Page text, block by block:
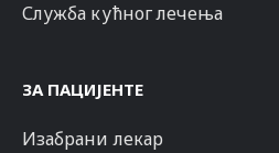
Служба кућног лечења
ЗА ПАЦИЈЕНТЕ
Изабрани лекар